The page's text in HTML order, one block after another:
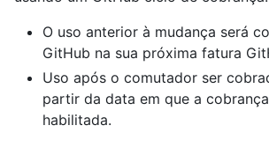
O uso anterior à mudança será
GitHub na sua próxima fatura
Uso após o comutador ser
partir da data em que a
habilitada.